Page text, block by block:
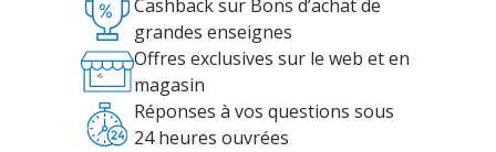
Cashback sur Bons d’achat de
grandes enseignes
Offres exclusives sur le web et en
magasin
Réponses à vos questions sous
24 heures ouvrées